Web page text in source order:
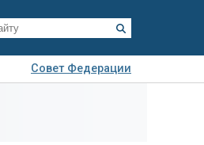
Совет Федерации